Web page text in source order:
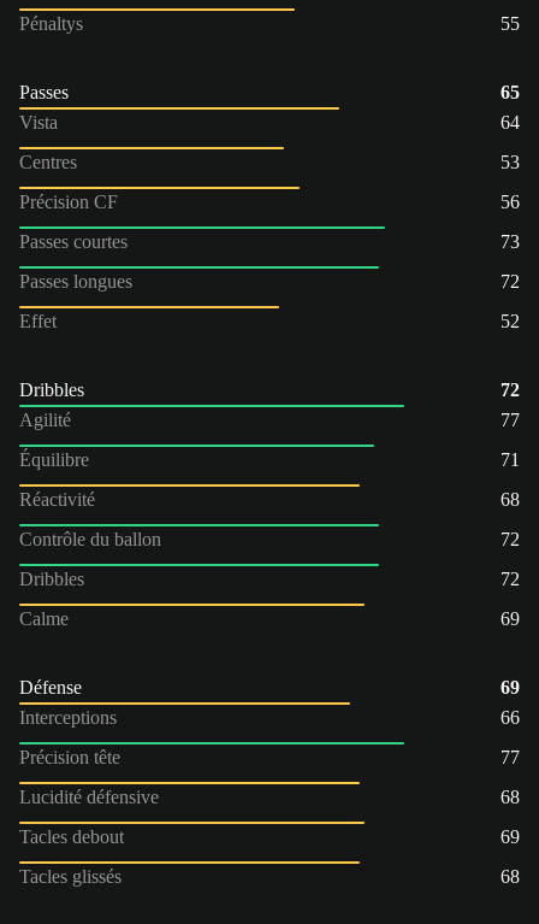
Pénaltys
55
Passes
65
Vista
64
Centres
53
Précision CF
56
Passes courtes
73
Passes longues
72
Effet
52
Dribbles
72
Agilité
77
Équilibre
71
Réactivité
68
Contrôle du ballon
72
Dribbles
72
Calme
69
Défense
69
Interceptions
66
Précision tête
77
Lucidité défensive
68
Tacles debout
69
Tacles glissés
68